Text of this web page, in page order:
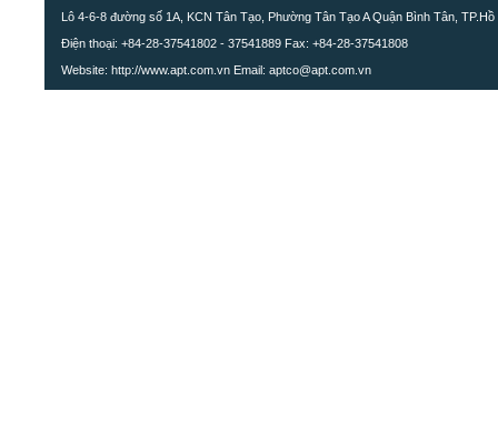
Lô 4-6-8 đường số 1A, KCN Tân Tạo, Phường Tân Tạo A Quận Bình Tân, TP.Hồ
Điện thoại: +84-28-37541802 - 37541889 Fax: +84-28-37541808
Website: http://www.apt.com.vn Email: aptco@apt.com.vn